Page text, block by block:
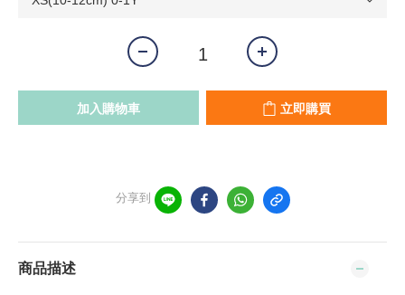
加入購物車 立即購買
分享到
商品描述